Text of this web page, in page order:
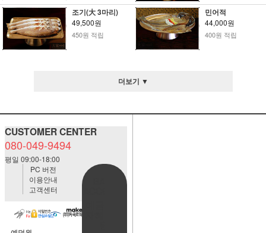
조기(大 3마리)
49,500원
450원 적립
민어적
44,000원
400원 적립
더보기 ▼
CUSTOMER CENTER
080-049-9494
평일 09:00-18:00
PC 버전
이용안내
고객센터